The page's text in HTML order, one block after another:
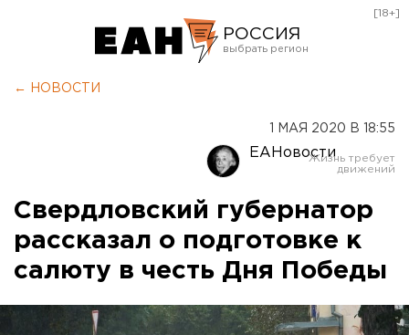
РОССИЯ
Оренбург
[18+]
← НОВОСТИ
1 МАЯ 2020 В 18:55
ЕАНовости
Свердловский губернатор
рассказал о подготовке к
салюту в честь Дня Победы